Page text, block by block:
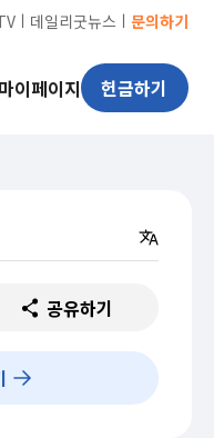
ㅣ 데일리굿뉴스 ㅣ 문의하기
마이페이지 헌금하기
공유하기